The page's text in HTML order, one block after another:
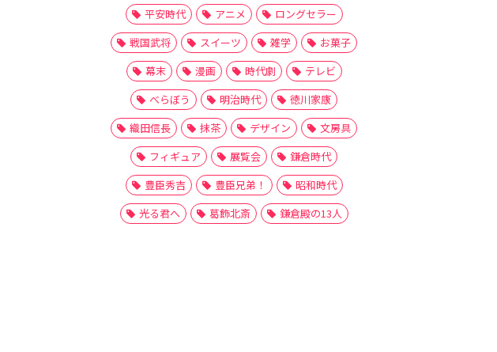
平安時代
アニメ
ロングセラー
戦国武将
スイーツ 雑学
お菓子
幕末
漫画 時代劇
テレビ
べらぼう
明治時代
徳川家康
織田信長
抹茶 デザイン
文房具
フィギュア
展覧会
鎌倉時代
豊臣秀吉
豊臣兄弟！
昭和時代
光る君へ
葛飾北斎 鎌倉殿の13人